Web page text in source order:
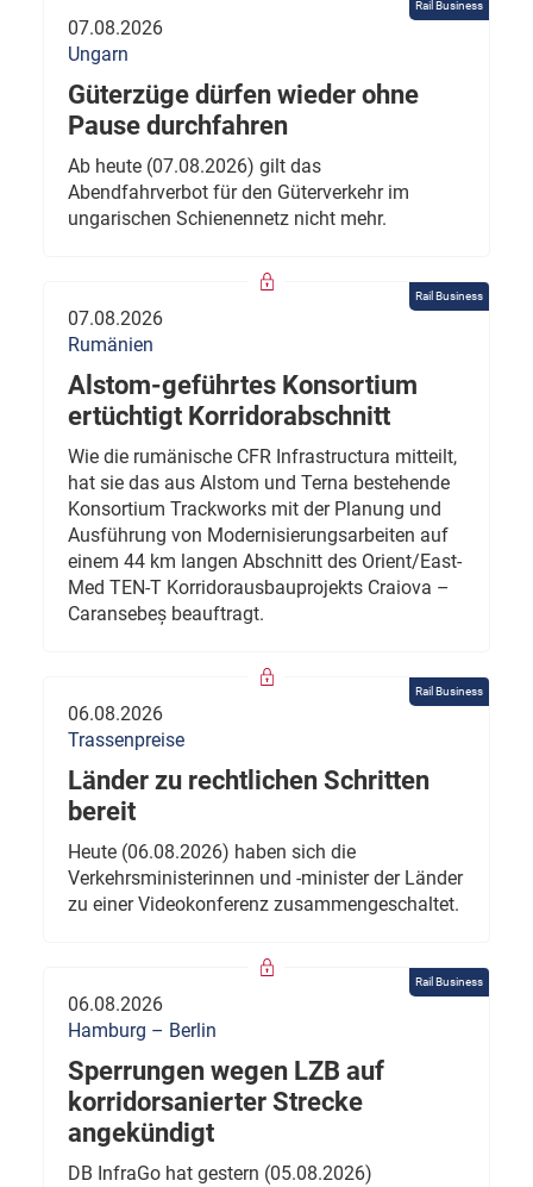
Rail Business
07.08.2026
Ungarn
Güterzüge dürfen wieder ohne
Pause durchfahren
Ab heute (07.08.2026) gilt das
Abendfahrverbot für den Güterverkehr im
ungarischen Schienennetz nicht mehr.
Rail Business
07.08.2026
Rumänien
Alstom-geführtes Konsortium
ertüchtigt Korridorabschnitt
Wie die rumänische CFR Infrastructura mitteilt,
hat sie das aus Alstom und Terna bestehende
Konsortium Trackworks mit der Planung und
Ausführung von Modernisierungsarbeiten auf
einem 44 km langen Abschnitt des Orient/East-
Med TEN-T Korridorausbauprojekts Craiova –
Caransebeș beauftragt.
Rail Business
06.08.2026
Trassenpreise
Länder zu rechtlichen Schritten
bereit
Heute (06.08.2026) haben sich die
Verkehrsministerinnen und -minister der Länder
zu einer Videokonferenz zusammengeschaltet.
Rail Business
06.08.2026
Hamburg – Berlin
Sperrungen wegen LZB auf
korridorsanierter Strecke
angekündigt
DB InfraGo hat gestern (05.08.2026)